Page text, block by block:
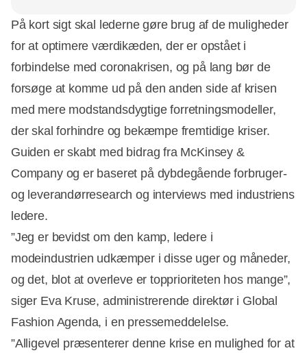
På kort sigt skal lederne gøre brug af de muligheder
for at optimere værdikæden, der er opstået i
forbindelse med coronakrisen, og på lang bør de
forsøge at komme ud på den anden side af krisen
med mere modstandsdygtige forretningsmodeller,
der skal forhindre og bekæmpe fremtidige kriser.
Guiden er skabt med bidrag fra McKinsey &
Company og er baseret på dybdegående forbruger-
og leverandørresearch og interviews med industriens
ledere.
”Jeg er bevidst om den kamp, ledere i
modeindustrien udkæmper i disse uger og måneder,
og det, blot at overleve er topprioriteten hos mange”,
siger Eva Kruse, administrerende direktør i Global
Fashion Agenda, i en pressemeddelelse.
”Alligevel præsenterer denne krise en mulighed for at